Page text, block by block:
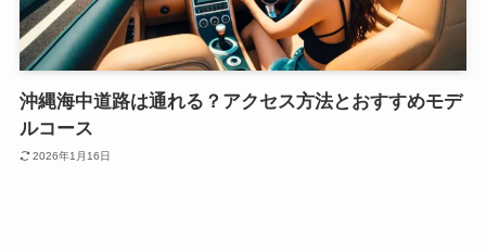
沖縄海中道路は通れる？アクセス方法とおすすめモデ
ルコース
2026年1月16日